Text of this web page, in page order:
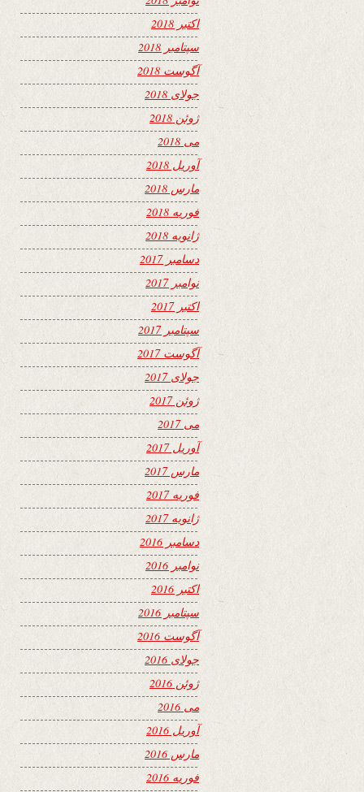
اکتبر 2018
سپتامبر 2018
آگوست 2018
جولای 2018
ژوئن 2018
می 2018
آوریل 2018
مارس 2018
فوریه 2018
ژانویه 2018
دسامبر 2017
نوامبر 2017
اکتبر 2017
سپتامبر 2017
آگوست 2017
جولای 2017
ژوئن 2017
می 2017
آوریل 2017
مارس 2017
فوریه 2017
ژانویه 2017
دسامبر 2016
نوامبر 2016
اکتبر 2016
سپتامبر 2016
آگوست 2016
جولای 2016
ژوئن 2016
می 2016
آوریل 2016
مارس 2016
فوریه 2016